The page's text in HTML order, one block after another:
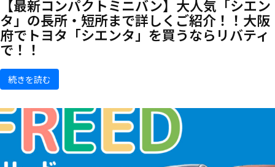
【最新コンパクトミニバン】大人気「シエン
タ」の長所・短所まで詳しくご紹介！！大阪
府でトヨタ「シエンタ」を買うならリバティ
で！！
続きを読む